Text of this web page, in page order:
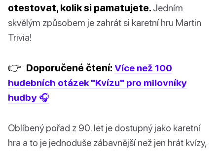
otestovat, kolik si pamatujete. Jedním
skvělým způsobem je zahrát si karetní hru Martin
Trivia!
👉 Doporučené čtení: Více než 100
hudebních otázek "Kvízu" pro milovníky
hudby 🎧
Oblíbený pořad z 90. let je dostupný jako karetní
hra a to je jednoduše zábavnější než jen hrát kvízy,